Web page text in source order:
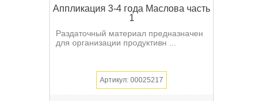
Аппликация 3-4 года Маслова часть
1
Раздаточный материал предназначен
для организации продуктивн ...
Артикул: 00025217